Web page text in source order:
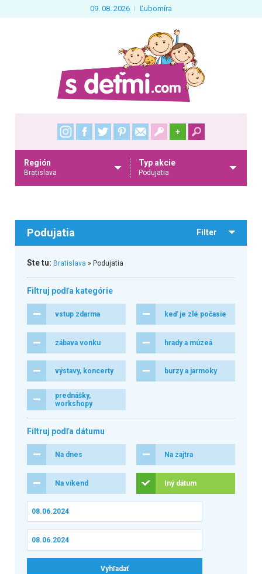
09. 08. 2026 Ľubomíra
+
Región
Bratislava
Typ akcie
Podujatia
Podujatia Filter
Ste tu: Bratislava » Podujatia
Filtruj podľa kategórie
vstup zdarma keď je zlé počasie
zábava vonku hrady a múzeá
výstavy, koncerty burzy a jarmoky
prednášky,
workshopy
Filtruj podľa dátumu
Na dnes Na zajtra
Na víkend Iný dátum